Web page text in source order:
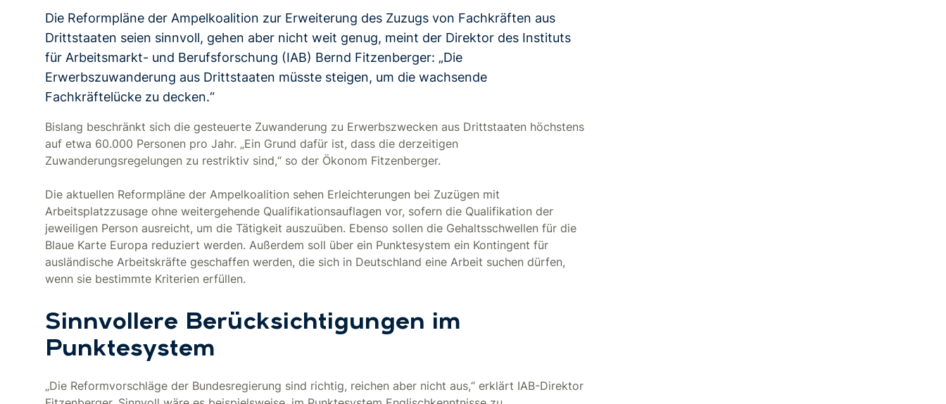
Die Reformpläne der Ampelkoalition zur Erweiterung des Zuzugs von Fachkräften aus
Drittstaaten seien sinnvoll, gehen aber nicht weit genug, meint der Direktor des Instituts
für Arbeitsmarkt- und Berufsforschung (IAB) Bernd Fitzenberger: „Die
Erwerbszuwanderung aus Drittstaaten müsste steigen, um die wachsende
Fachkräftelücke zu decken.“
Bislang beschränkt sich die gesteuerte Zuwanderung zu Erwerbszwecken aus Drittstaaten höchstens
auf etwa 60.000 Personen pro Jahr. „Ein Grund dafür ist, dass die derzeitigen
Zuwanderungsregelungen zu restriktiv sind,“ so der Ökonom Fitzenberger.
Die aktuellen Reformpläne der Ampelkoalition sehen Erleichterungen bei Zuzügen mit
Arbeitsplatzzusage ohne weitergehende Qualifikationsauflagen vor, sofern die Qualifikation der
jeweiligen Person ausreicht, um die Tätigkeit auszuüben. Ebenso sollen die Gehaltsschwellen für die
Blaue Karte Europa reduziert werden. Außerdem soll über ein Punktesystem ein Kontingent für
ausländische Arbeitskräfte geschaffen werden, die sich in Deutschland eine Arbeit suchen dürfen,
wenn sie bestimmte Kriterien erfüllen.
Sinnvollere Berücksichtigungen im
Punktesystem
„Die Reformvorschläge der Bundesregierung sind richtig, reichen aber nicht aus,“ erklärt IAB-Direktor